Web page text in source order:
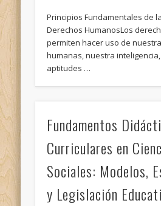
Principios Fundamentales de
Derechos HumanosLos
permiten hacer uso de
humanas, nuestra
aptitudes …
Fundamentos
Curriculares en
Sociales: Modelos,
y Legislación